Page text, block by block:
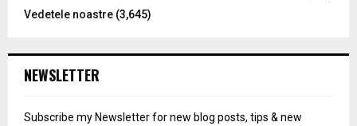
Vedetele noastre (3,645)
NEWSLETTER
Subscribe my Newsletter for new blog posts, tips & new